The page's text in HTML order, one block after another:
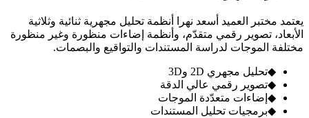
يعتمد مختبر العميد أسعد نهرا أنظمة تحليل مجهرية ثنائية وثلاثية
الأبعاد، تصوير رقمي متقدّم، وأنظمة إضاءات منظورة وغير منظورة
مختلفة الموجات لدراسة المستندات والتواقيع والبصمات.
◆تحليل مجهري 2D و3D
◆تصوير رقمي عالي الدقة
◆ إضاءات متعدّدة الموجات
◆برمجيات تحليل المستندات